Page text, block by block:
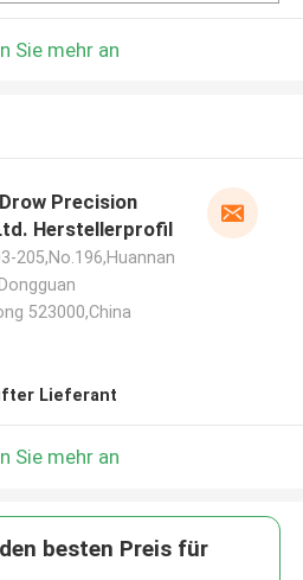
Sie mehr an
Precision
Herstellerprofil
205,No.196,Huannan
523000,China
Lieferant
Sie mehr an
besten Preis für